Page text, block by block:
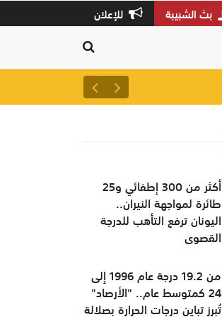
بث الشبيبة للإعلان
أكثر من 300 إطفائي و25
طائرة لمواجهة النيران..
اليونان ترفع التأهب للدرجة
القصوى
من 19.2 درجة عام 1996 إلى
24 كمتوسط عام.. "الأرصاد"
تُبرز تباين درجات الحرارة بصلالة